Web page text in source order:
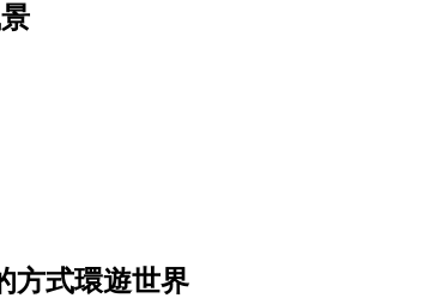
方式環遊世界